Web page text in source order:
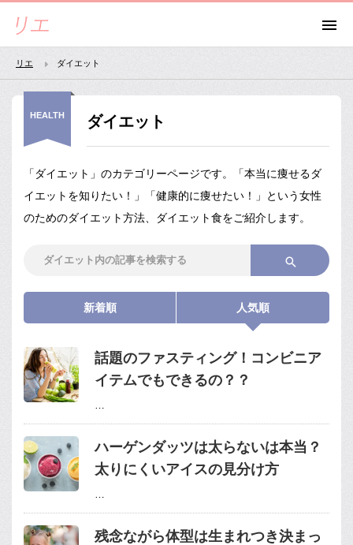
リエ ダイエット
HEALTH ダイエット
「ダイエット」のカテゴリーページです。「本当に痩せるダ
イエットを知りたい！」「健康的に痩せたい！」という女性
のためのダイエット方法、ダイエット食をご紹介します。
新着順 人気順
話題のファスティング！コンビニア
イテムでもできるの？？
…
ハーゲンダッツは太らないは本当？
太りにくいアイスの見分け方
…
残念ながら体型は生まれつき決まっ